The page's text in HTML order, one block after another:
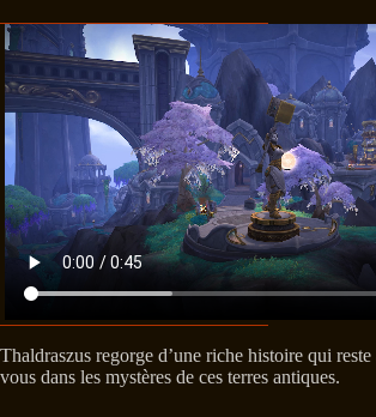
Thaldraszus regorge d’une riche histoire qui
vous dans les mystères de ces terres antiques.